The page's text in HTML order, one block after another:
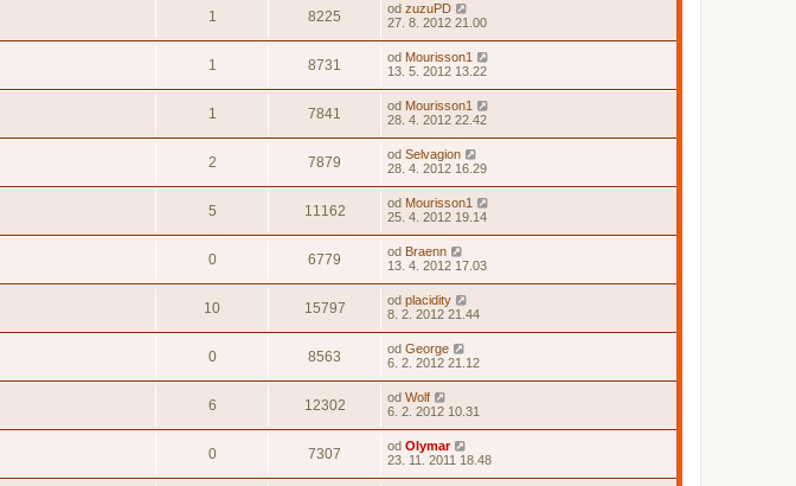
1 8225 od zuzuPD
27. 8. 2012 21.00
1 8731 od Mourisson1
13. 5. 2012 13.22
1 7841 od Mourisson1
28. 4. 2012 22.42
2 7879 od Selvagion
28. 4. 2012 16.29
5 11162 od Mourisson1
25. 4. 2012 19.14
0 6779 od Braenn
13. 4. 2012 17.03
10 15797 od placidity
8. 2. 2012 21.44
0 8563 od George
6. 2. 2012 21.12
6 12302 od Wolf
6. 2. 2012 10.31
0 7307 od Olymar
23. 11. 2011 18.48